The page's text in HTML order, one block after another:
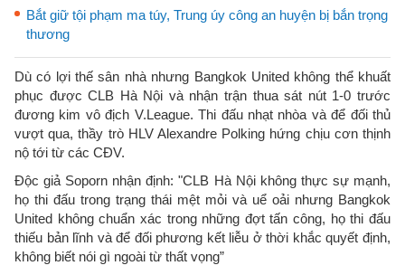
Bắt giữ tội phạm ma túy, Trung úy công an huyện bị bắn trọng
thương
Dù có lợi thế sân nhà nhưng Bangkok United không thể khuất
phục được CLB Hà Nội và nhận trận thua sát nút 1-0 trước
đương kim vô địch V.League. Thi đấu nhạt nhòa và để đối thủ
vượt qua, thầy trò HLV Alexandre Polking hứng chịu cơn thịnh
nộ tới từ các CĐV.
Độc giả Soporn nhận định: "CLB Hà Nội không thực sự mạnh,
họ thi đấu trong trạng thái mệt mỏi và uể oải nhưng Bangkok
United không chuẩn xác trong những đợt tấn công, họ thi đấu
thiếu bản lĩnh và để đối phương kết liễu ở thời khắc quyết định,
không biết nói gì ngoài từ thất vọng”